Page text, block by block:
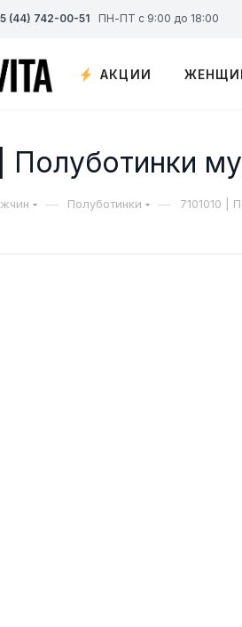
(44) 742-00-51 ПН-ПТ с 9:00 до 18:00
АКЦИИ
Полуботинки
— Полуботинки — 7101010 |